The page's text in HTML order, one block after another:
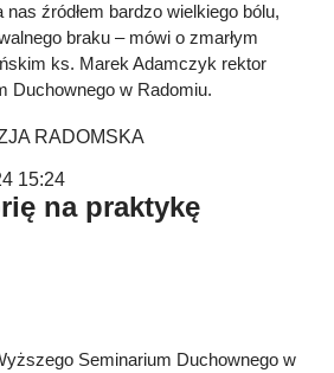
źródłem bardzo wielkiego bólu,
braku – mówi o zmarłym
ks. Marek Adamczyk rektor
Duchownego w Radomiu.
RADOMSKA
15:24
na praktykę
Seminarium Duchownego w